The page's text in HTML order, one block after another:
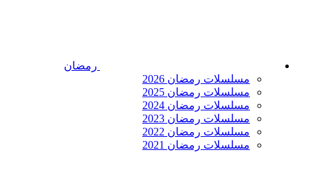
رمضان
مسلسلات رمضان 2026
مسلسلات رمضان 2025
مسلسلات رمضان 2024
مسلسلات رمضان 2023
مسلسلات رمضان 2022
مسلسلات رمضان 2021